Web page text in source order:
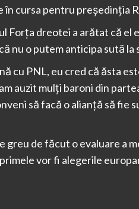
cursa pentru preşedinţia
Forţa dreotei a arătat că el
nu o putem anticipa sută la
cu PNL, eu cred că ăsta
auzit mulţi baroni din
să facă o alianţă să fie
greu de făcut o evaluare a
vor fi alegerile